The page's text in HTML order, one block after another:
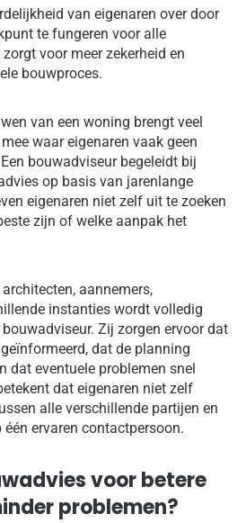
van eigenaren over door
te fungeren voor alle
voor meer zekerheid en
bouwproces.
van een woning brengt veel
waar eigenaren vaak geen
bouwadviseur begeleidt bij
op basis van jarenlange
eigenaren niet zelf uit te zoeken
zijn of welke aanpak het
aannemers,
instanties wordt volledig
Zij zorgen ervoor dat
dat de planning
dat eventuele problemen snel
dat eigenaren niet zelf
alle verschillende partijen en
ervaren contactpersoon.
voor betere
problemen?